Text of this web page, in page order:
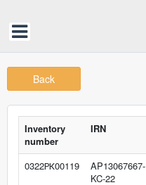
Back
Inventory
number
IRN
0322РК00119
AP13067667-
KC-22